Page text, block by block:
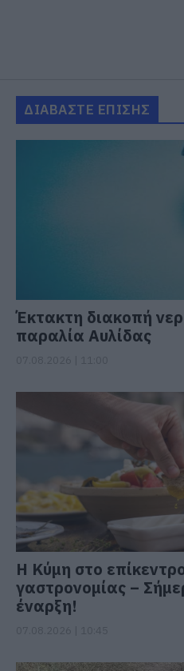
ΔΙΑΒΑΣΤΕ ΕΠΙΣΗΣ
Έκτακτη διακοπή
παραλία Αυλίδας
Η Κύμη στο
γαστρονομίας –
έναρξη!